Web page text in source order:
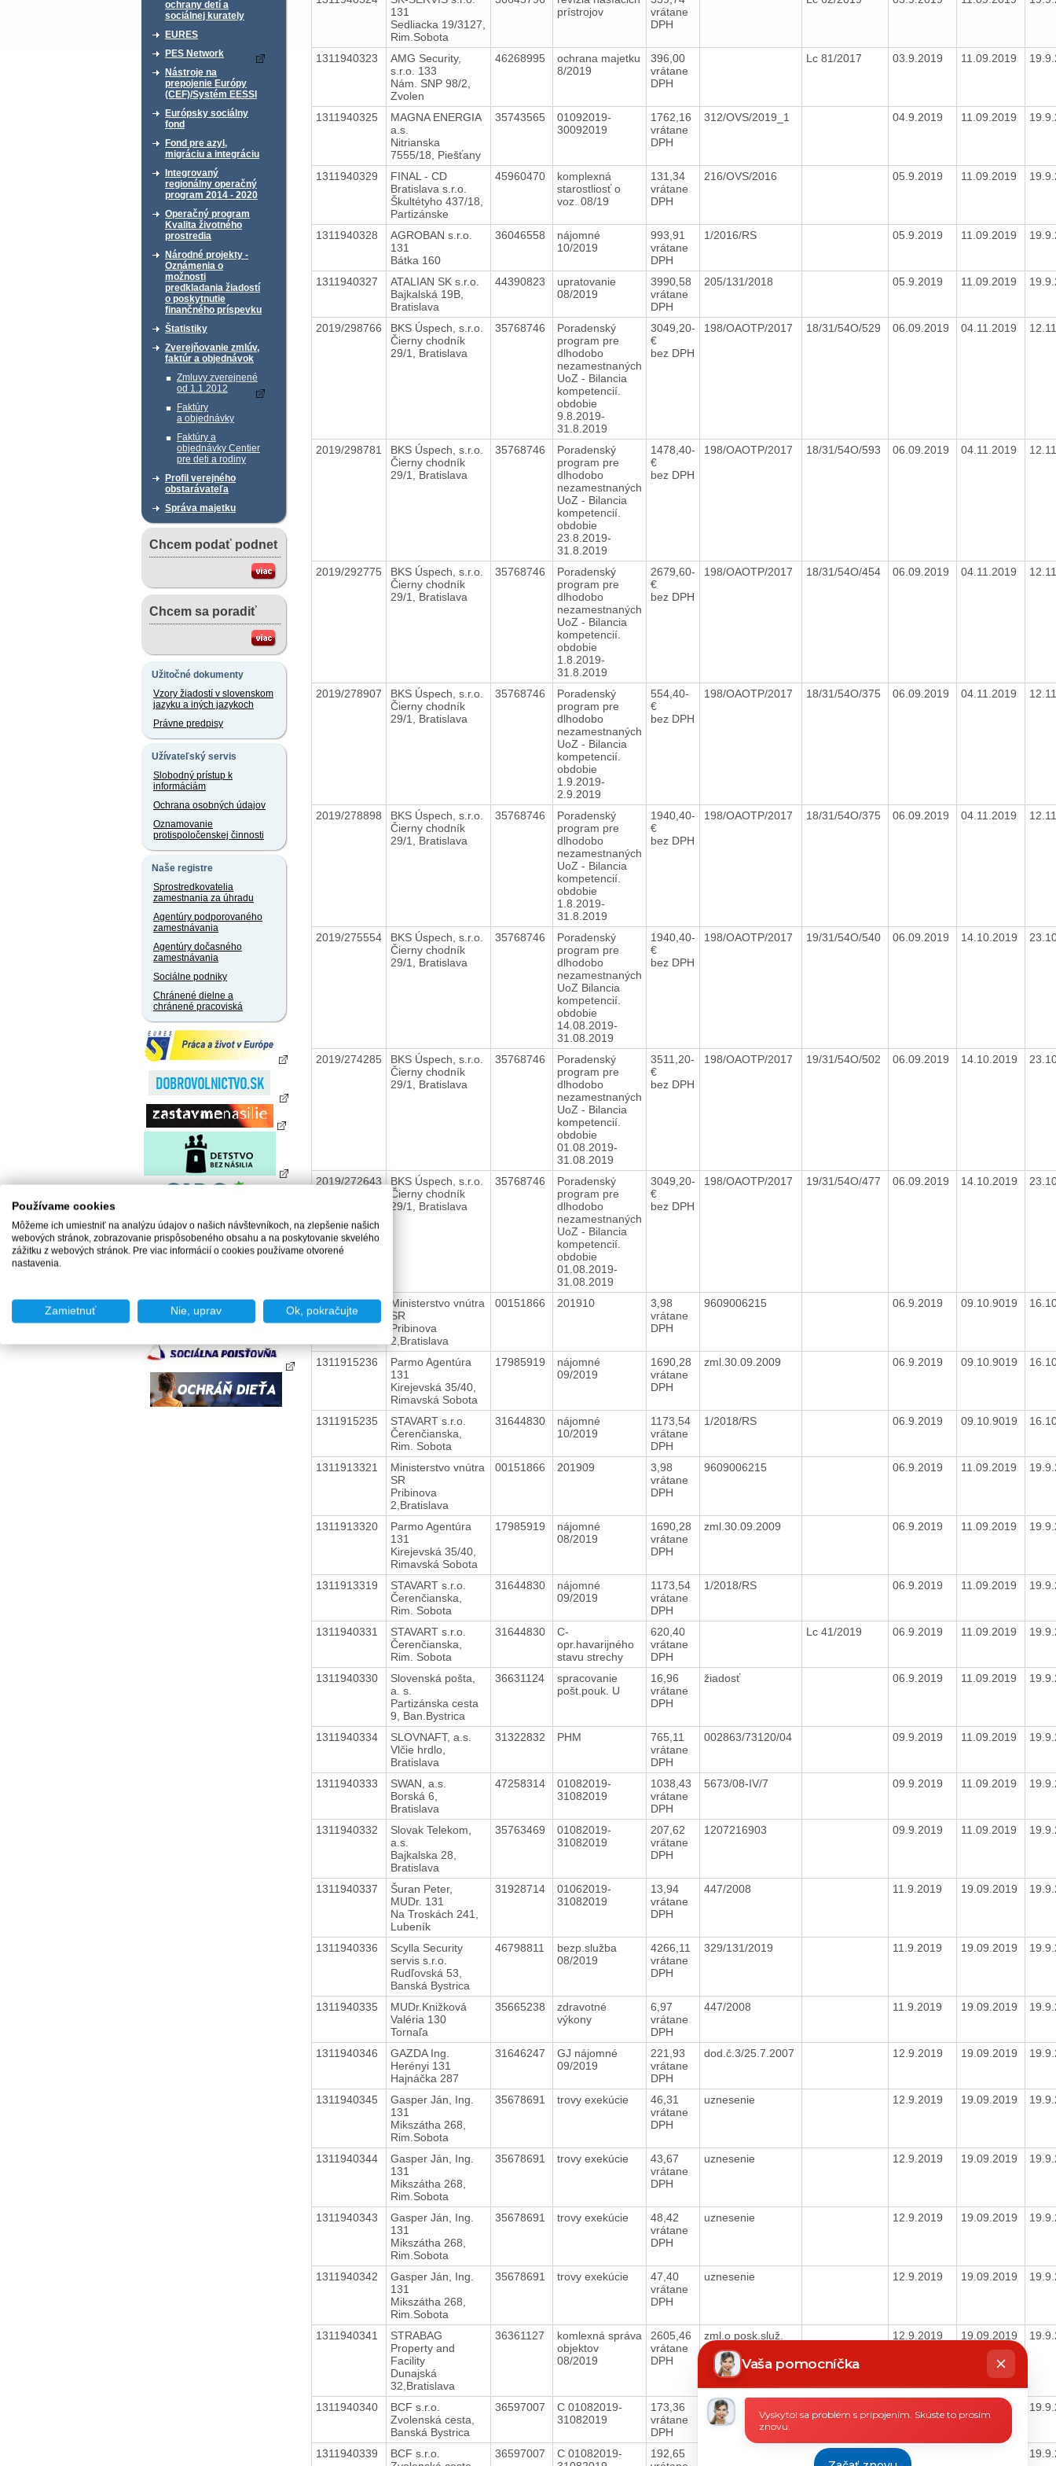
ochrany detí a
sociálnej kurately
EURES
PES Network
Nástroje na
prepojenie Európy
(CEF)/Systém EESSI
Európsky sociálny
fond
Fond pre azyl,
migráciu a integráciu
Integrovaný
regionálny operačný
program 2014 - 2020
Operačný program
Kvalita životného
prostredia
Národné projekty -
Oznámenia o
možnosti
predkladania žiadostí
o poskytnutie
finančného príspevku
Štatistiky
Zverejňovanie zmlúv,
faktúr a objednávok
Zmluvy zverejnené
od 1.1.2012
Faktúry
a objednávky
Faktúry a
objednávky Centier
pre deti a rodiny
Profil verejného
obstarávateľa
Správa majetku
Chcem podať podnet
Chcem sa poradiť
Užitočné dokumenty
Vzory žiadostí v slovenskom
jazyku a iných jazykoch
Právne predpisy
Užívateľský servis
Slobodný prístup k
informáciám
Ochrana osobných údajov
Oznamovanie
protispoločenskej činnosti
Naše registre
Sprostredkovatelia
zamestnania za úhradu
Agentúry podporovaného
zamestnávania
Agentúry dočasného
zamestnávania
Sociálne podniky
Chránené dielne a
chránené pracoviská
131
Sedliacka 19/3127,
Rim.Sobota
prístrojov
vrátane
DPH
1311940323
AMG Security,
s.r.o. 133
Nám. SNP 98/2,
Zvolen
46268995
ochrana majetku
8/2019
396,00
vrátane
DPH
Lc 81/2017 03.9.2019 11.09.2019
1311940325
MAGNA ENERGIA
a.s.
Nitrianska
7555/18, Piešťany
35743565
01092019-
30092019
1762,16
vrátane
DPH
312/OVS/2019_1 04.9.2019 11.09.2019
1311940329
FINAL - CD
Bratislava s.r.o.
Škultétyho 437/18,
Partizánske
45960470
komplexná
starostliosť o
voz. 08/19
131,34
vrátane
DPH
216/OVS/2016 05.9.2019 11.09.2019
1311940328
AGROBAN s.r.o.
131
Bátka 160
36046558
nájomné
10/2019
993,91
vrátane
DPH
1/2016/RS 05.9.2019 11.09.2019
1311940327
ATALIAN SK s.r.o.
Bajkalská 19B,
Bratislava
44390823
upratovanie
08/2019
3990,58
vrátane
DPH
205/131/2018 05.9.2019 11.09.2019
2019/298766
BKS Úspech, s.r.o.
Čierny chodník
29/1, Bratislava
35768746
Poradenský
program pre
dlhodobo
nezamestnaných
UoZ - Bilancia
kompetencií.
obdobie
9.8.2019-
31.8.2019
3049,20-
€
bez DPH
198/OAOTP/2017 18/31/54O/529 06.09.2019 04.11.2019
2019/298781
BKS Úspech, s.r.o.
Čierny chodník
29/1, Bratislava
35768746
Poradenský
program pre
dlhodobo
nezamestnaných
UoZ - Bilancia
kompetencií.
obdobie
23.8.2019-
31.8.2019
1478,40-
€
bez DPH
198/OAOTP/2017 18/31/54O/593 06.09.2019 04.11.2019
2019/292775
BKS Úspech, s.r.o.
Čierny chodník
29/1, Bratislava
35768746
Poradenský
program pre
dlhodobo
nezamestnaných
UoZ - Bilancia
kompetencií.
obdobie
1.8.2019-
31.8.2019
2679,60-
€
bez DPH
198/OAOTP/2017 18/31/54O/454 06.09.2019 04.11.2019
2019/278907
BKS Úspech, s.r.o.
Čierny chodník
29/1, Bratislava
35768746
Poradenský
program pre
dlhodobo
nezamestnaných
UoZ - Bilancia
kompetencií.
obdobie
1.9.2019-
2.9.2019
554,40-
€
bez DPH
198/OAOTP/2017 18/31/54O/375 06.09.2019 04.11.2019
2019/278898
BKS Úspech, s.r.o.
Čierny chodník
29/1, Bratislava
35768746
Poradenský
program pre
dlhodobo
nezamestnaných
UoZ - Bilancia
kompetencií.
obdobie
1.8.2019-
31.8.2019
1940,40-
€
bez DPH
198/OAOTP/2017 18/31/54O/375 06.09.2019 04.11.2019
2019/275554
BKS Úspech, s.r.o.
Čierny chodník
29/1, Bratislava
35768746
Poradenský
program pre
dlhodobo
nezamestnaných
UoZ Bilancia
kompetencií.
obdobie
14.08.2019-
31.08.2019
1940,40-
€
bez DPH
198/OAOTP/2017 19/31/54O/540 06.09.2019 14.10.2019
2019/274285
BKS Úspech, s.r.o.
Čierny chodník
29/1, Bratislava
35768746
Poradenský
program pre
dlhodobo
nezamestnaných
UoZ - Bilancia
kompetencií.
obdobie
01.08.2019-
31.08.2019
3511,20-
€
bez DPH
198/OAOTP/2017 19/31/54O/502 06.09.2019 14.10.2019
2019/272643
BKS Úspech, s.r.o.
Čierny chodník
29/1, Bratislava
35768746
Poradenský
program pre
dlhodobo
nezamestnaných
UoZ - Bilancia
kompetencií.
obdobie
01.08.2019-
31.08.2019
3049,20-
€
bez DPH
198/OAOTP/2017 19/31/54O/477 06.09.2019 14.10.2019
1311915237
Ministerstvo vnútra
SR
Pribinova
2,Bratislava
00151866 201910
3,98
vrátane
DPH
9609006215 06.9.2019 09.10.9019
1311915236
Parmo Agentúra
131
Kirejevská 35/40,
Rimavská Sobota
17985919
nájomné
09/2019
1690,28
vrátane
DPH
zml.30.09.2009 06.9.2019 09.10.9019
1311915235
STAVART s.r.o.
Čerenčianska,
Rim. Sobota
31644830
nájomné
10/2019
1173,54
vrátane
DPH
1/2018/RS 06.9.2019 09.10.9019
1311913321
Ministerstvo vnútra
SR
Pribinova
2,Bratislava
00151866 201909
3,98
vrátane
DPH
9609006215 06.9.2019 11.09.2019
1311913320
Parmo Agentúra
131
Kirejevská 35/40,
Rimavská Sobota
17985919
nájomné
08/2019
1690,28
vrátane
DPH
zml.30.09.2009 06.9.2019 11.09.2019
1311913319
STAVART s.r.o.
Čerenčianska,
Rim. Sobota
31644830
nájomné
09/2019
1173,54
vrátane
DPH
1/2018/RS 06.9.2019 11.09.2019
1311940331
STAVART s.r.o.
Čerenčianska,
Rim. Sobota
31644830
C-
opr.havarijného
stavu strechy
620,40
vrátane
DPH
Lc 41/2019 06.9.2019 11.09.2019
1311940330
Slovenská pošta,
a. s.
Partizánska cesta
9, Ban.Bystrica
36631124
spracovanie
pošt.pouk. U
16,96
vrátane
DPH
žiadosť 06.9.2019 11.09.2019
1311940334
SLOVNAFT, a.s.
Vlčie hrdlo,
Bratislava
31322832 PHM
765,11
vrátane
DPH
002863/73120/04 09.9.2019 11.09.2019
1311940333
SWAN, a.s.
Borská 6,
Bratislava
47258314
01082019-
31082019
1038,43
vrátane
DPH
5673/08-IV/7 09.9.2019 11.09.2019
1311940332
Slovak Telekom,
a.s.
Bajkalska 28,
Bratislava
35763469
01082019-
31082019
207,62
vrátane
DPH
1207216903 09.9.2019 11.09.2019
1311940337
Šuran Peter,
MUDr. 131
Na Troskách 241,
Lubeník
31928714
01062019-
31082019
13,94
vrátane
DPH
447/2008 11.9.2019 19.09.2019
1311940336
Scylla Security
servis s.r.o.
Rudľovská 53,
Banská Bystrica
46798811
bezp.služba
08/2019
4266,11
vrátane
DPH
329/131/2019 11.9.2019 19.09.2019
1311940335
MUDr.Knižková
Valéria 130
Tornaľa
35665238
zdravotné
výkony
6,97
vrátane
DPH
447/2008 11.9.2019 19.09.2019
1311940346
GAZDA Ing.
Herényi 131
Hajnáčka 287
31646247
GJ nájomné
09/2019
221,93
vrátane
DPH
dod.č.3/25.7.2007 12.9.2019 19.09.2019
1311940345
Gasper Ján, Ing.
131
Mikszátha 268,
Rim.Sobota
35678691 trovy exekúcie
46,31
vrátane
DPH
uznesenie 12.9.2019 19.09.2019
1311940344
Gasper Ján, Ing.
131
Mikszátha 268,
Rim.Sobota
35678691 trovy exekúcie
43,67
vrátane
DPH
uznesenie 12.9.2019 19.09.2019
1311940343
Gasper Ján, Ing.
131
Mikszátha 268,
Rim.Sobota
35678691 trovy exekúcie
48,42
vrátane
DPH
uznesenie 12.9.2019 19.09.2019
1311940342
Gasper Ján, Ing.
131
Mikszátha 268,
Rim.Sobota
35678691 trovy exekúcie
47,40
vrátane
DPH
uznesenie 12.9.2019 19.09.2019
1311940341
STRABAG
Property and
Facility
Dunajská
32,Bratislava
36361127
komlexná správa
objektov
08/2019
2605,46
vrátane
DPH
zml.o posk.služ. 12.9.2019 19.09.2019
1311940340
BCF s.r.o.
Zvolenská cesta,
Banská Bystrica
36597007
C 01082019-
31082019
173,36
vrátane
DPH
21VPZSE/2017
35
19.09.2019
1311940339
BCF s.r.o.
36597007
C 01082019-
192,65
12.9.2019
Vaša pomocníčka
Chatbot
píše
Vyskytol sa problém s pripojením. Skúste to prosím
znovu.
Používame cookies
Môžeme ich umiestniť na analýzu údajov o našich návštevníkoch, na zlepšenie našich
webových stránok, zobrazovanie prispôsobeného obsahu a na poskytovanie skvelého
zážitku z webových stránok. Pre viac informácií o cookies používame otvorené
nastavenia.
Zamietnuť Nie, uprav Ok, pokračujte